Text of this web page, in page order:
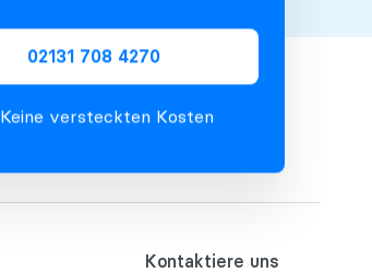
02131 708 4270
Keine versteckten Kosten
Kontaktiere uns